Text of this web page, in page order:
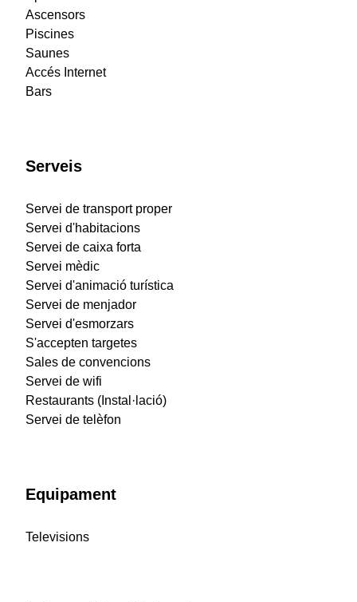
Ascensors
Piscines
Saunes
Accés Internet
Bars
Serveis
Servei de transport proper
Servei d'habitacions
Servei de caixa forta
Servei mèdic
Servei d'animació turística
Servei de menjador
Servei d'esmorzars
S'accepten targetes
Sales de convencions
Servei de wifi
Restaurants (Instal·lació)
Servei de telèfon
Equipament
Televisions